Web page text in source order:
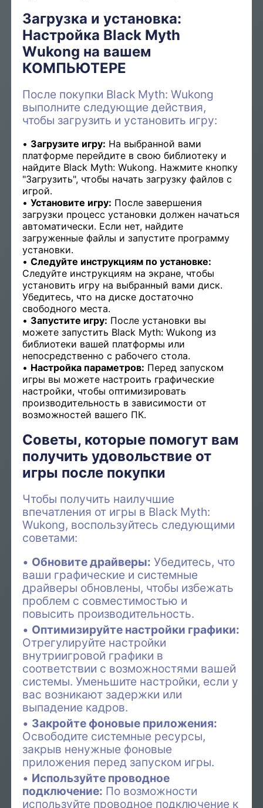
Загрузка и установка:
Настройка Black Myth
Wukong на вашем
КОМПЬЮТЕРЕ
После покупки Black Myth: Wukong
выполните следующие действия,
чтобы загрузить и установить игру:
Загрузите игру: На выбранной вами
платформе перейдите в свою библиотеку и
найдите Black Myth: Wukong. Нажмите кнопку
"Загрузить", чтобы начать загрузку файлов с
игрой.
Установите игру: После завершения
загрузки процесс установки должен начаться
автоматически. Если нет, найдите
загруженные файлы и запустите программу
установки.
Следуйте инструкциям по установке:
Следуйте инструкциям на экране, чтобы
установить игру на выбранный вами диск.
Убедитесь, что на диске достаточно
свободного места.
Запустите игру: После установки вы
можете запустить Black Myth: Wukong из
библиотеки вашей платформы или
непосредственно с рабочего стола.
Настройка параметров: Перед запуском
игры вы можете настроить графические
настройки, чтобы оптимизировать
производительность в зависимости от
возможностей вашего ПК.
Советы, которые помогут вам
получить удовольствие от
игры после покупки
Чтобы получить наилучшие
впечатления от игры в Black Myth:
Wukong, воспользуйтесь следующими
советами:
Обновите драйверы: Убедитесь, что
ваши графические и системные
драйверы обновлены, чтобы избежать
проблем с совместимостью и
повысить производительность.
Оптимизируйте настройки графики:
Отрегулируйте настройки
внутриигровой графики в
соответствии с возможностями вашей
системы. Уменьшите настройки, если у
вас возникают задержки или
выпадение кадров.
Закройте фоновые приложения:
Освободите системные ресурсы,
закрыв ненужные фоновые
приложения перед запуском игры.
Используйте проводное
подключение: По возможности
используйте проводное подключение к